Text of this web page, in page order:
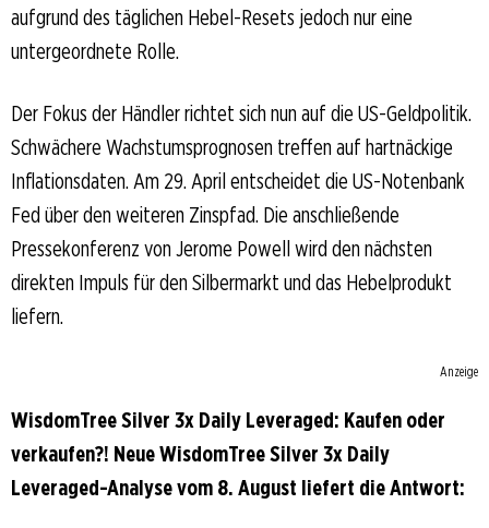
aufgrund des täglichen Hebel-Resets jedoch nur eine
untergeordnete Rolle.
Der Fokus der Händler richtet sich nun auf die US-Geldpolitik.
Schwächere Wachstumsprognosen treffen auf hartnäckige
Inflationsdaten. Am 29. April entscheidet die US-Notenbank
Fed über den weiteren Zinspfad. Die anschließende
Pressekonferenz von Jerome Powell wird den nächsten
direkten Impuls für den Silbermarkt und das Hebelprodukt
liefern.
Anzeige
WisdomTree Silver 3x Daily Leveraged: Kaufen oder
verkaufen?! Neue WisdomTree Silver 3x Daily
Leveraged-Analyse vom 8. August liefert die Antwort: